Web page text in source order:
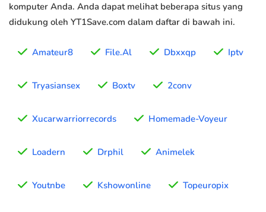
komputer Anda. Anda dapat melihat beberapa situs yang
didukung oleh YT1Save.com dalam daftar di bawah ini.
Amateur8 File.Al Dbxxqp Iptv
Tryasiansex Boxtv 2conv
Xucarwarriorrecords Homemade-Voyeur
Loadern Drphil Animelek
Youtnbe Kshowonline Topeuropix